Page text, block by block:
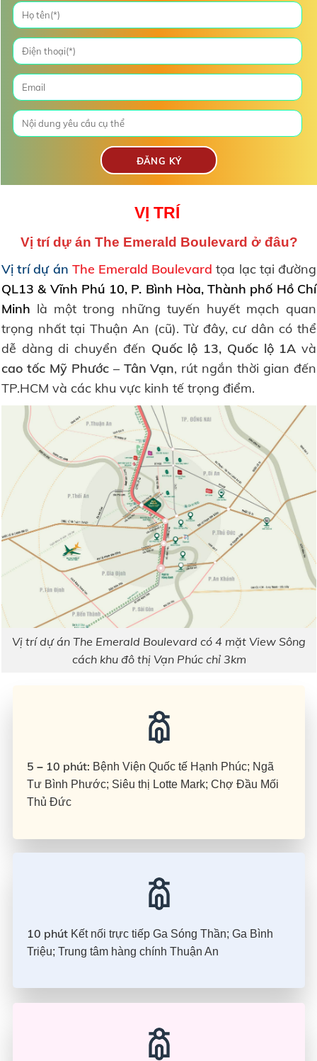
VỊ TRÍ
Vị trí dự án The Emerald Boulevard ở đâu?
Vị trí dự án The Emerald Boulevard tọa lạc tại đường
QL13 & Vĩnh Phú 10, P. Bình Hòa, Thành phố Hồ Chí
Minh là một trong những tuyến huyết mạch quan
trọng nhất tại Thuận An (cũ). Từ đây, cư dân có thể
dễ dàng di chuyển đến Quốc lộ 13, Quốc lộ 1A và
cao tốc Mỹ Phước – Tân Vạn, rút ngắn thời gian đến
TP.HCM và các khu vực kinh tế trọng điểm.
Vị trí dự án The Emerald Boulevard có 4 mặt View Sông
cách khu đô thị Vạn Phúc chỉ 3km
5 –10 phút: Bệnh Viện Quốc tế Hạnh Phúc; Ngã
Tư Bình Phước; Siêu thị Lotte Mark; Chợ Đầu Mối
Thủ Đức
10 phútKết nối trực tiếp Ga Sóng Thần; Ga Bình
Triệu; Trung tâm hàng chính Thuận An